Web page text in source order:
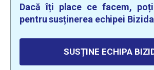
Dacă îți place ce facem,
pentru susținerea echipei
SUSȚINE ECHIPA